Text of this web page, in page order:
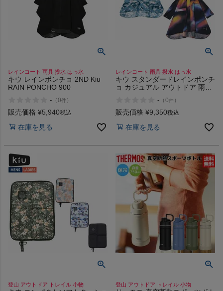
レインコート 雨具 撥水 はっ水
キウ レインポンチョ 2ND Kiu
RAIN PONCHO 900
- （0件 ）
販売価格 ¥5,940税込
在庫を見る
レインコート 雨具 撥水 はっ水
キウ スタンダードレインポンチ
ョ カジュアル アウトドア 雨合
ェス キャンプ 通勤 通学 670
671 FUJI ROCK
- （0件 ）
販売価格 ¥9,350税込
在庫を見る
登山 アウトドア トレイル 小物 登山 アウトドア トレイル 小物